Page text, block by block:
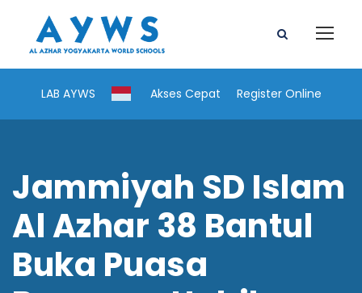
LAB AYWS Akses Cepat Register Online
Jammiyah SD Islam
Al Azhar 38 Bantul
Buka Puasa